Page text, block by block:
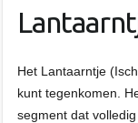
Het Lantaarntje
kunt tegenkomen.
segment dat